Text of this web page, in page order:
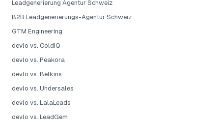
Leadgenerierung Agentur Schweiz
B2B Leadgenerierungs-Agentur Schweiz
GTM Engineering
devlo vs. ColdIQ
devlo vs. Peakora
devlo vs. Belkins
devlo vs. Undersales
devlo vs. LalaLeads
devlo vs. LeadGem